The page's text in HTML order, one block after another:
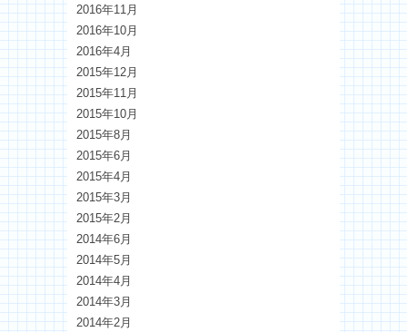
2016年11月
2016年10月
2016年4月
2015年12月
2015年11月
2015年10月
2015年8月
2015年6月
2015年4月
2015年3月
2015年2月
2014年6月
2014年5月
2014年4月
2014年3月
2014年2月